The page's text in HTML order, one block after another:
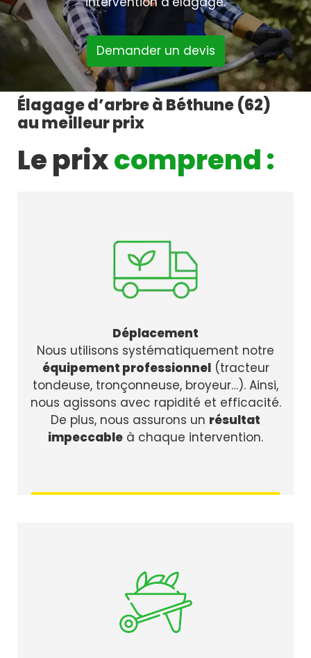
Demander un devis
Élagage d’arbre à Béthune (62)
au meilleur prix
Le prixcomprend :
Déplacement
Nous utilisons systématiquement notre
équipement professionnel(tracteur
tondeuse, tronçonneuse, broyeur…). Ainsi,
nous agissons avec rapidité et efficacité.
De plus, nous assurons un résultat
impeccable à chaque intervention.